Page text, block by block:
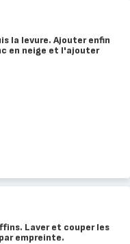
la levure. Ajouter enfin
en neige et l'ajouter
Laver et couper les
empreinte.